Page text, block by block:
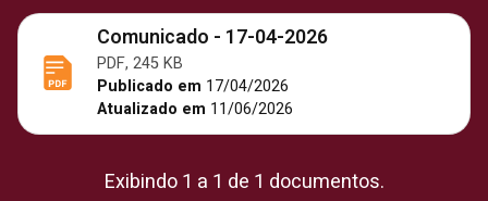
Comunicado - 17-04-2026
PDF, 245 KB
Publicado em 17/04/2026
Atualizado em 11/06/2026
Exibindo 1 a 1 de 1 documentos.